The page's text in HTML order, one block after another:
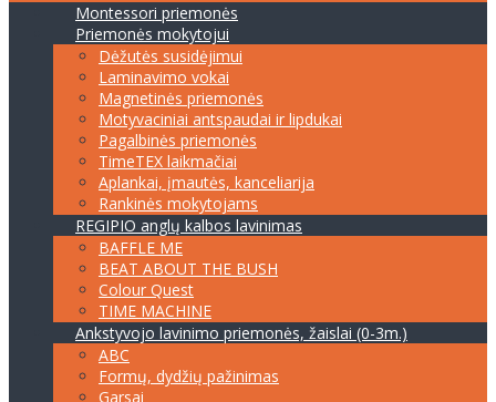
Montessori priemonės
Priemonės mokytojui
Dėžutės susidėjimui
Laminavimo vokai
Magnetinės priemonės
Motyvaciniai antspaudai ir lipdukai
Pagalbinės priemonės
TimeTEX laikmačiai
Aplankai, įmautės, kanceliarija
Rankinės mokytojams
REGIPIO anglų kalbos lavinimas
BAFFLE ME
BEAT ABOUT THE BUSH
Colour Quest
TIME MACHINE
Ankstyvojo lavinimo priemonės, žaislai (0-3m.)
ABC
Formų, dydžių pažinimas
Garsai